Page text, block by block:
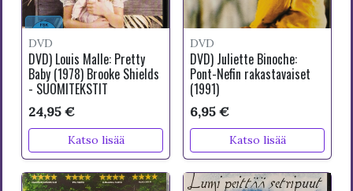
DVD
DVD) Louis Malle: Pretty
Baby (1978) Brooke Shields
- SUOMITEKSTIT
24,95 €
Katso lisää
DVD
DVD) Juliette Binoche:
Pont-Nefin rakastavaiset
(1991)
6,95 €
Katso lisää